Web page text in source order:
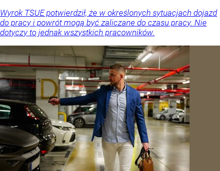
Wyrok TSUE potwierdził, że w określonych sytuacjach dojazd
do pracy i powrót mogą być zaliczane do czasu pracy. Nie
dotyczy to jednak wszystkich pracowników.